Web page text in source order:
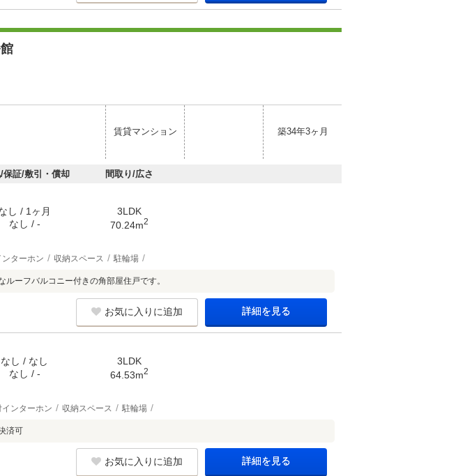
賃貸マンション 築34年3ヶ月
保証/敷引・償却 間取り/広さ
し / 1ヶ月
なし / -
3LDK
70.24m2
ターホン 収納スペース 駐輪場
ーフバルコニー付きの角部屋住戸です。
お気に入りに追加 詳細を見る
なし / なし
なし / -
3LDK
64.53m2
インターホン 収納スペース 駐輪場
済可
お気に入りに追加 詳細を見る